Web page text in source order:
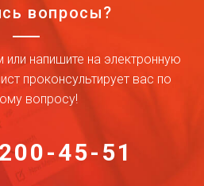
вопросы?
или напишите на электронную
проконсультирует вас по
вопросу!
45-51